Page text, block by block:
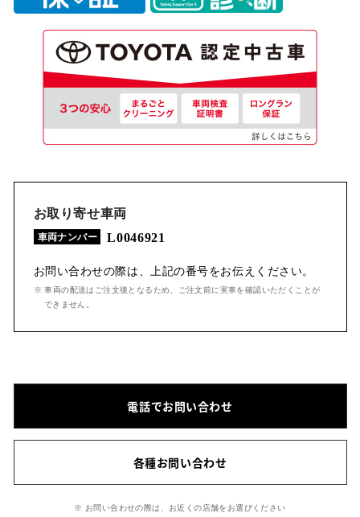
お取り寄せ車両
車両ナンバー L0046921
お問い合わせの際は、上記の番号をお伝えください。
※ 車両の配送はご注文後となるため、ご注文前に実車を確認いただくことが
できません。
電話でお問い合わせ
各種お問い合わせ
※ お問い合わせの際は、お近くの店舗をお選びください